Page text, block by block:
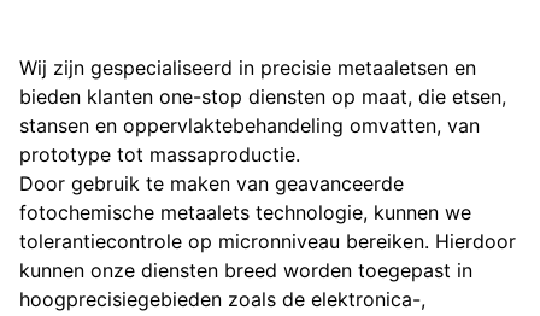
Wij zijn gespecialiseerd in precisie metaaletsen en
bieden klanten one-stop diensten op maat, die etsen,
stansen en oppervlaktebehandeling omvatten, van
prototype tot massaproductie.
Door gebruik te maken van geavanceerde
fotochemische metaalets technologie, kunnen we
tolerantiecontrole op micronniveau bereiken. Hierdoor
kunnen onze diensten breed worden toegepast in
hoogprecisiegebieden zoals de elektronica-,